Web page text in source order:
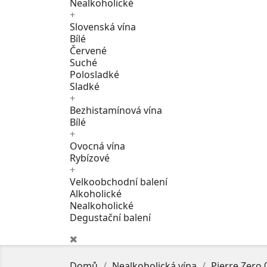
Nealkoholické
+
Slovenská vína
Bílé
Červené
Suché
Polosladké
Sladké
+
Bezhistamínová vína
Bílé
+
Ovocná vína
Rybízové
+
Velkoobchodní balení
Alkoholické
Nealkoholické
Degustační balení